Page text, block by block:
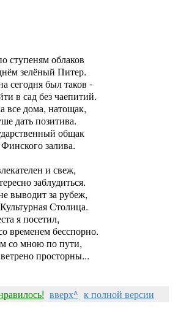
ступеням облаков
зелёный Питер.
сегодня был таков -
в сад без чаепитий.
все дома, натощак,
дать позитива.
общак
залива.
и свеж,
заблудиться.
выводит за рубеж,
Столица.
я посетил,
временем бесспорно.
со мною по пути,
просторны...
вверх^ к полной версии